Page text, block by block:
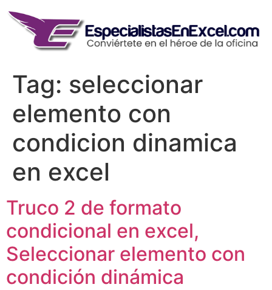
content
Tag: seleccionar
elemento con
condicion dinamica
en excel
Truco 2 de formato
condicional en excel,
Seleccionar elemento con
condición dinámica